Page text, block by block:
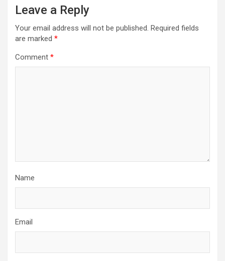
Leave a Reply
Your email address will not be published. Required fields
are marked *
Comment *
Name
Email